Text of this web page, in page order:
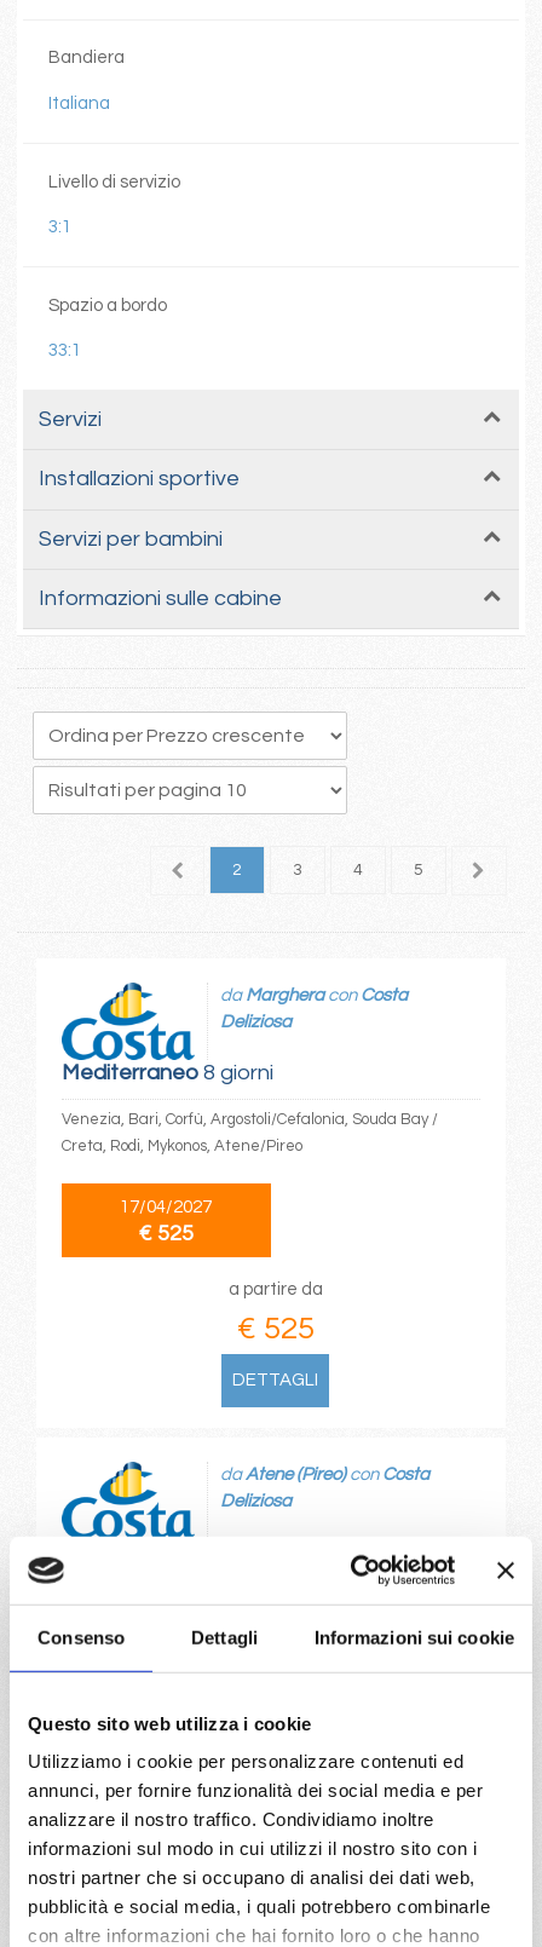
Consenso Dettagli Informazioni sui cookie
Questo sito web utilizza i cookie
Utilizziamo i cookie per personalizzare contenuti ed
annunci, per fornire funzionalità dei social media e per
analizzare il nostro traffico. Condividiamo inoltre
informazioni sul modo in cui utilizzi il nostro sito con i
nostri partner che si occupano di analisi dei dati web,
pubblicità e social media, i quali potrebbero combinarle
con altre informazioni che hai fornito loro o che hanno
Bandiera
Italiana
Livello di servizio
3:1
Spazio a bordo
33:1
Servizi
Installazioni sportive
Servizi per bambini
Informazioni sulle cabine
1 2 3 4 5 6
Mediterraneo8 giorni
da Margheracon Costa
Deliziosa
Venezia, Bari, Corfù, Argostoli/Cefalonia, Souda Bay /
Creta, Rodi, Mykonos, Atene/Pireo
17/04/2027
€ 525
a partire da
€ 525
DETTAGLI
daAtene (Pireo)con Costa
Deliziosa
€ 525
a partire da
€ 525
DETTAGLI